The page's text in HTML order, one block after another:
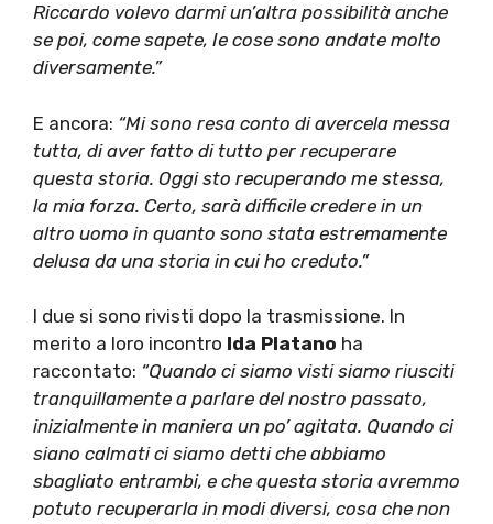
Riccardo volevo darmi un’altra possibilità anche
se poi, come sapete, Ie cose sono andate molto
diversamente.”
E ancora: “Mi sono resa conto di avercela messa
tutta, di aver fatto di tutto per recuperare
questa storia. Oggi sto recuperando me stessa,
la mia forza. Certo, sarà difficile credere in un
altro uomo in quanto sono stata estremamente
delusa da una storia in cui ho creduto.”
I due si sono rivisti dopo la trasmissione. In
merito a loro incontro Ida Platano ha
raccontato: “Quando ci siamo visti siamo riusciti
tranquillamente a parlare del nostro passato,
inizialmente in maniera un po’ agitata. Quando ci
siano calmati ci siamo detti che abbiamo
sbagliato entrambi, e che questa storia avremmo
potuto recuperarla in modi diversi, cosa che non